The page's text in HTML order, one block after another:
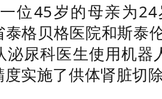
位45岁的母亲为
泰格贝格医院和斯泰
泌尿科医生使用机器
实施了供体肾脏切